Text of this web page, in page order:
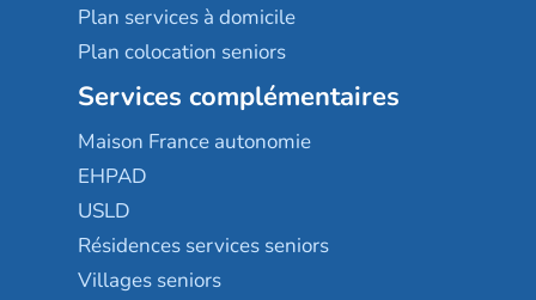
Plan services à domicile
Plan colocation seniors
Services complémentaires
Maison France autonomie
EHPAD
USLD
Résidences services seniors
Villages seniors